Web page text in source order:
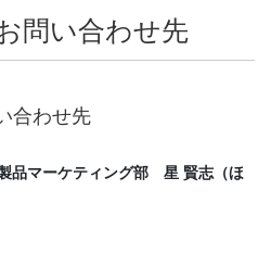
問い合わせ先
合わせ先
品マーケティング部 星 賢志（ほ